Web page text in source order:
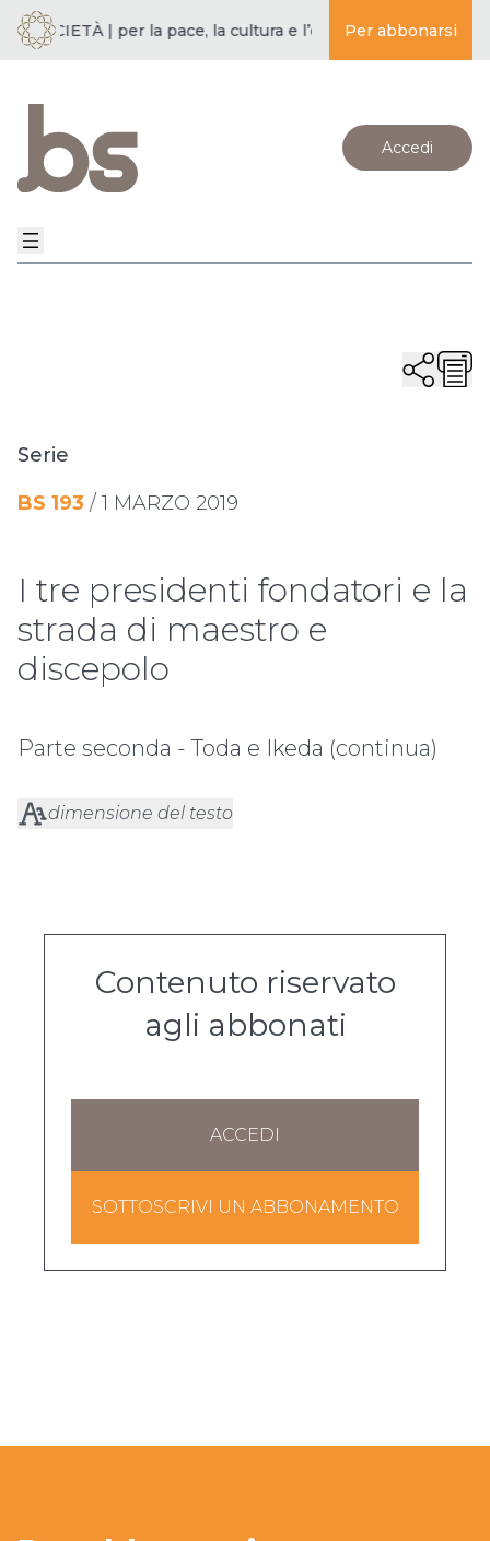
E SOCIETÀ | per la pace, la cultura e l’educazione ·
Per abbonarsi
Accedi
Serie
BS 193 / 1 MARZO 2019
I tre presidenti fondatori e la
strada di maestro e
discepolo
Parte seconda - Toda e Ikeda (continua)
dimensione del testo
Contenuto riservato
agli abbonati
ACCEDI
SOTTOSCRIVI UN ABBONAMENTO